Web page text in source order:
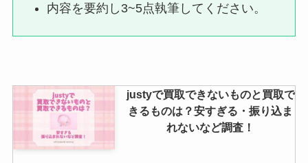
すの日常の支払い方法や月額・見
説！
ハイハイジェッツのライブ日程や
内容を要約し3~5点執筆してください。
justyで買取できないものと買取で
きるものは？安すぎる・振り込ま
れないなど調査！